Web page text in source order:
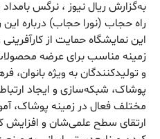
به‌گزارش ریال نیوز ، نرگس
راه حجاب (نورا حجاب) درباره
این نمایشگاه حمایت از
زمینه مناسب برای عرضه
و تولیدکنندگان به ویژه
پوشاک، شبکه‌سازی و ایجاد
مختلف فعال در زمینه پوشاک،
ارتقای سطح علمی­‌شان و